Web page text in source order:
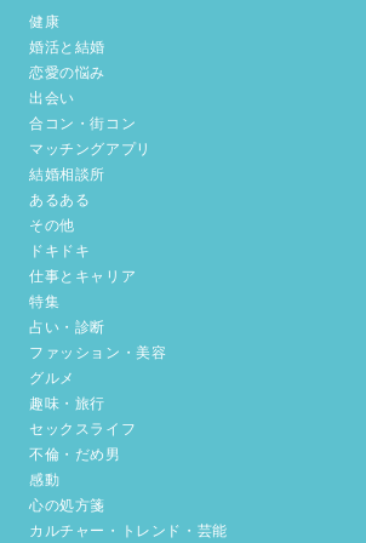
健康
婚活と結婚
恋愛の悩み
出会い
合コン・街コン
マッチングアプリ
結婚相談所
あるある
その他
ドキドキ
仕事とキャリア
特集
占い・診断
ファッション・美容
グルメ
趣味・旅行
セックスライフ
不倫・だめ男
感動
心の処方箋
カルチャー・トレンド・芸能